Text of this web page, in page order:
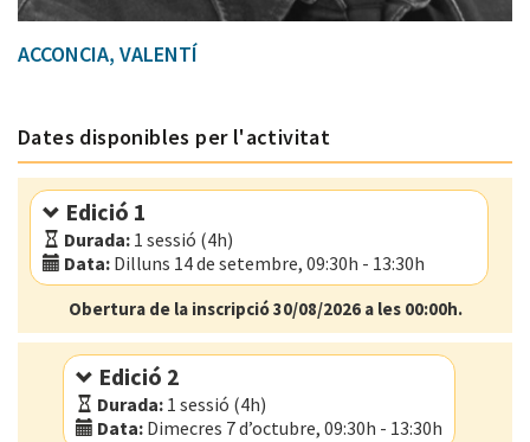
ACCONCIA, VALENTÍ
Dates disponibles per l'activitat
Edició 1
Durada: 1 sessió (4h)
Data: Dilluns 14 de setembre, 09:30h - 13:30h
Modalitat:Presencial
Idioma:Català
Centre d'Emprenedoria de Barcelona Activa-
Carrer Llacuna, 156 - 162, BARCELONA
Obertura de la inscripció 30/08/2026 a les 00:00h.
Edició 2
Durada: 1 sessió (4h)
Data: Dimecres 7 d’octubre, 09:30h - 13:30h